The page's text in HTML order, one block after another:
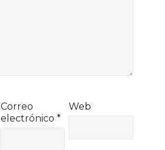
Correo
electrónico *
Web